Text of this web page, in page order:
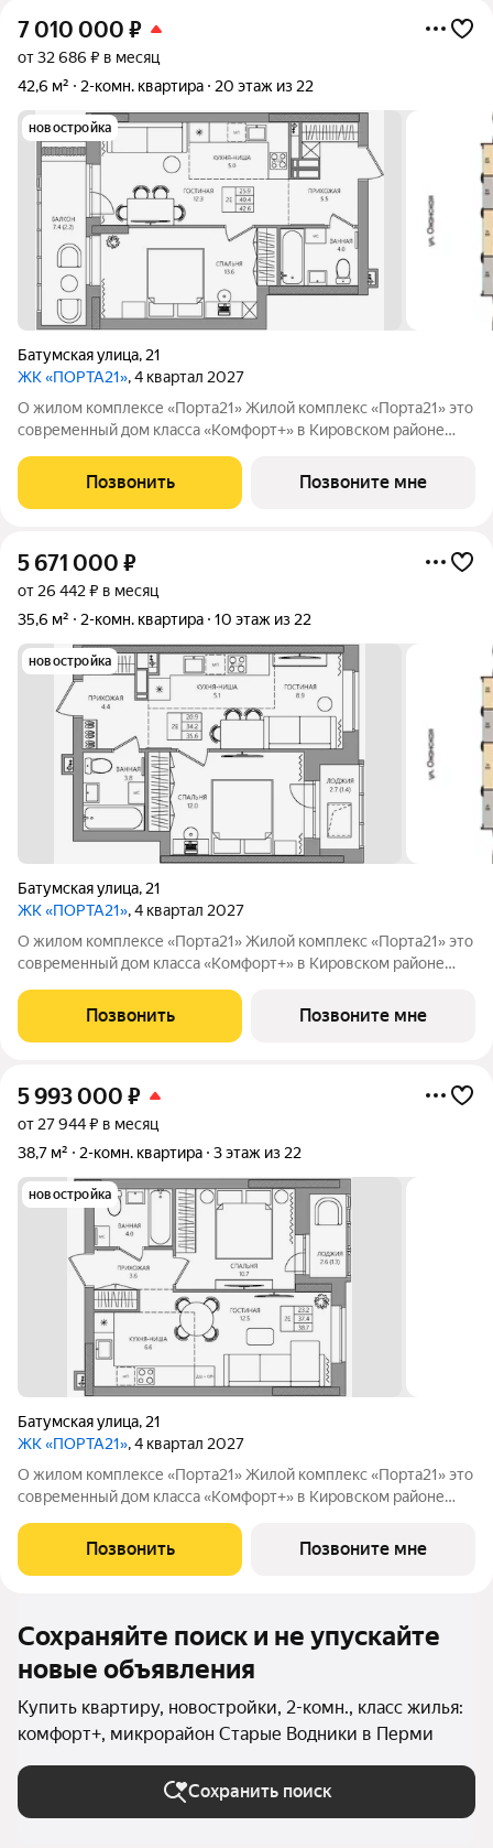
7 010 000 ₽
от 32 686 ₽ в месяц
42,6 м²
2-комн. квартира 20 этаж из 22
новостройка
Батумская улица, 21
ЖК «ПОРТА21», 4 квартал 2027
О жилом комплексе «Порта21» Жилой комплекс «Порта21» это
современный дом класса «Комфорт+» в Кировском районе
баланс между городской жизнью и ощущением спокойствия.
Виды на Каму и близость
Позвонить Позвоните мне
5 671 000 ₽
от 26 442 ₽ в месяц
35,6 м²
2-комн. квартира 10 этаж из 22
новостройка
Батумская улица, 21
ЖК «ПОРТА21», 4 квартал 2027
О жилом комплексе «Порта21» Жилой комплекс «Порта21» это
современный дом класса «Комфорт+» в Кировском районе
баланс между городской жизнью и ощущением спокойствия.
Виды на Каму и близость
Позвонить Позвоните мне
5 993 000 ₽
от 27 944 ₽ в месяц
38,7 м²
2-комн. квартира 3 этаж из 22
новостройка
Батумская улица, 21
ЖК «ПОРТА21», 4 квартал 2027
О жилом комплексе «Порта21» Жилой комплекс «Порта21» это
современный дом класса «Комфорт+» в Кировском районе
баланс между городской жизнью и ощущением спокойствия.
Виды на Каму и близость
Позвонить Позвоните мне
Сохраняйте поиск и не упускайте
новые объявления
Купить квартиру, новостройки, 2-комн., класс жилья:
комфорт+, микрорайон Старые Водники в Перми
Сохранить поиск